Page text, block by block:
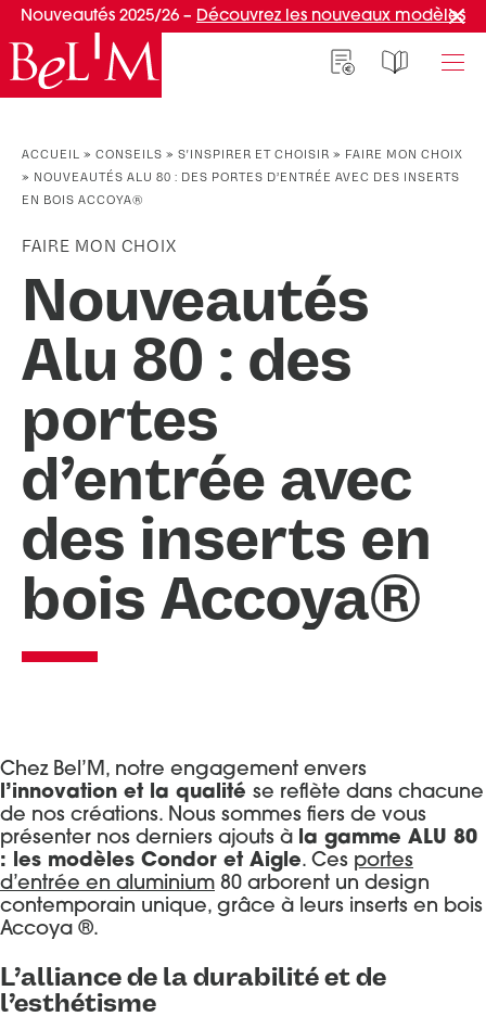
Nouveautés 2025/26 – Découvrez les nouveaux modèles
PAR TYPE
Portes d’entrée grand trafic
PAR STYLE
Portes d’entrée contemporaines
Portes d’entrée vitrées
Portes d'entrée pleines
PAR MATÉRIAU
Portes d’entrée Aluminium
Portes d’entrée Acier
Portes d’entrée Mixte Bois / Alu
PAR TYPE
S'INSPIRER ET CHOISIR
Une entrée sur mesure
Accueil connecté
Faire mon choix
RÉUSSIR MON PROJET
Conseils de pro
Normes & fiscalité
VIVRE AVEC SA PORTE
Entretien et réglages
ACCUEIL » CONSEILS » S'INSPIRER ET CHOISIR » FAIRE MON CHOIX
» NOUVEAUTÉS ALU 80 : DES PORTES D’ENTRÉE AVEC DES INSERTS
EN BOIS ACCOYA®
FAIRE MON CHOIX
Nouveautés
Alu 80 : des
portes
d’entrée avec
des inserts en
bois Accoya®
Chez Bel’M, notre engagement envers
l’innovation et la qualité se reflète dans chacune
de nos créations. Nous sommes fiers de vous
présenter nos derniers ajouts à la gamme ALU 80
: les modèles Condor et Aigle. Ces portes
d’entrée en aluminium 80 arborent un design
contemporain unique, grâce à leurs inserts en bois
Accoya ®.
L’alliance de la durabilité et de
l’esthétisme